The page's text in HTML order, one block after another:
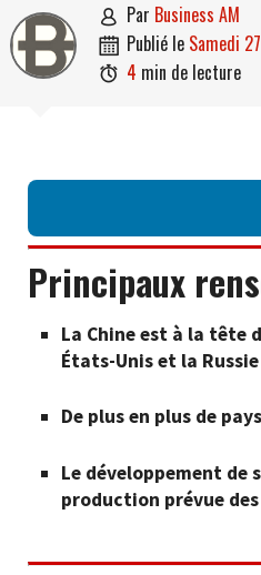
 par Business AM
 publié le samedi
 4 min de lecture
Principaux
La Chine est à la tête
États-Unis et la
De plus en plus de
Le développement
production prévue